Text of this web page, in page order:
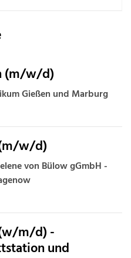
(m/w/d)
Gießen und Marburg
w/d)
von Bülow gGmbH -
m/d) -
und